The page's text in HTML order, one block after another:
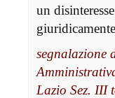
un
segnalazione
Lazio Sez. III